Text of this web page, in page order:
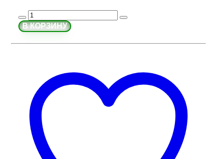
В КОРЗИНУ